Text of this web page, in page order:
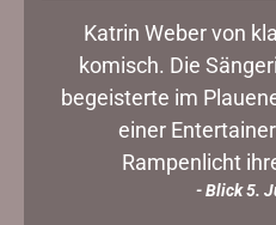
Katrin Weber von
komisch. Die
begeisterte im
einer
Rampenlicht
- Blick 5.